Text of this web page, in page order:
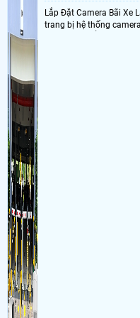
đậu,phường 5 quân bình thạnh Sử
A32EP-L , 02 thẻ 32gb MY'
- Khách Lắp Camera Công Ty
điểm lăp đặt camera 45 Triệu
dụngDịch vụ camera quan sát
1
DH-H3D-3F, 1 TP-SF1005D
năm
- Khách Lắp Camera Chung cư
Tạ Quang Bửu, Bình Đông, Hồ Chí
1 cam dahua DH-H5AE,1 thẻ nhớ
Lắp Đặt Camera Bãi Xe
trang bị hệ thống camera